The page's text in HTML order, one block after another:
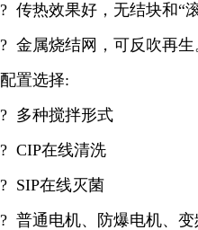
? 传热效果好，无结块和“
? 金属烧结网，可反吹再生
配置选择:
? 多种搅拌形式
? CIP在线清洗
? SIP在线灭菌
? 普通电机、防爆电机、变